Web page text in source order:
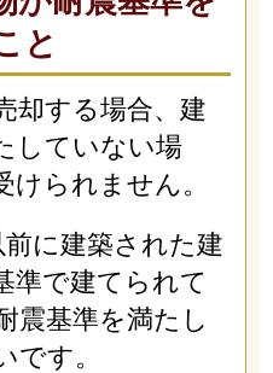
と
却する場合、建
していない場
けられません。
に建築された建
準で建てられて
震基準を満たし
です。